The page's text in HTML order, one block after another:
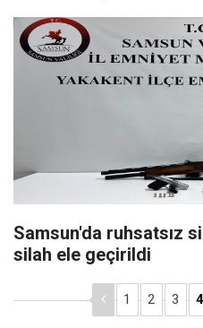
Samsun'da ruhsatsız
silah ele geçirildi
1 2 3 4